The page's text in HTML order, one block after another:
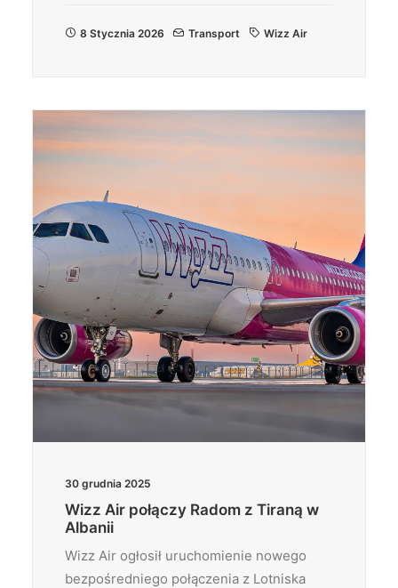
8 Stycznia 2026 Transport Wizz Air
30 grudnia 2025
Wizz Air połączy Radom z Tiraną w
Albanii
Wizz Air ogłosił uruchomienie nowego
bezpośredniego połączenia z Lotniska